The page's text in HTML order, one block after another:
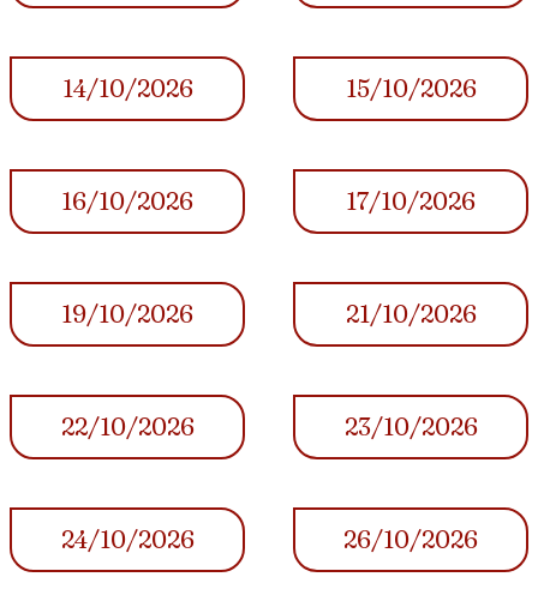
14/10/2026 15/10/2026
16/10/2026 17/10/2026
19/10/2026 21/10/2026
22/10/2026 23/10/2026
24/10/2026 26/10/2026